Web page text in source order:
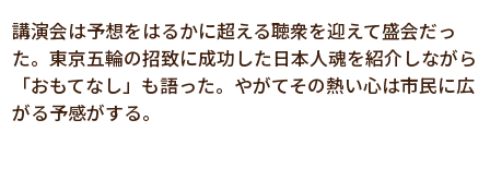
講演会は予想をはるかに超える聴衆を迎えて盛会だっ
た。東京五輪の招致に成功した日本人魂を紹介しながら
「おもてなし」も語った。やがてその熱い心は市民に広
がる予感がする。